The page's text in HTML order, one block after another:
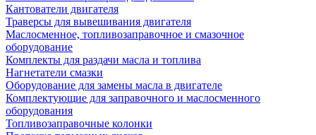
Кантователи двигателя
Траверсы для вывешивания двигателя
Маслосменное, топливозаправочное и смазочное
оборудование
Комплекты для раздачи масла и топлива
Нагнетатели смазки
Оборудование для замены масла в двигателе
Комплектующие для заправочного и маслосменного
оборудования
Топливозаправочные колонки